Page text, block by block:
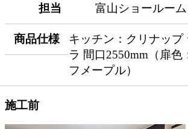
担当 富山ショールーム
商品仕様
キッチン：クリナップ
ラ 間口2550mm（扉色
フメープル）
施工前